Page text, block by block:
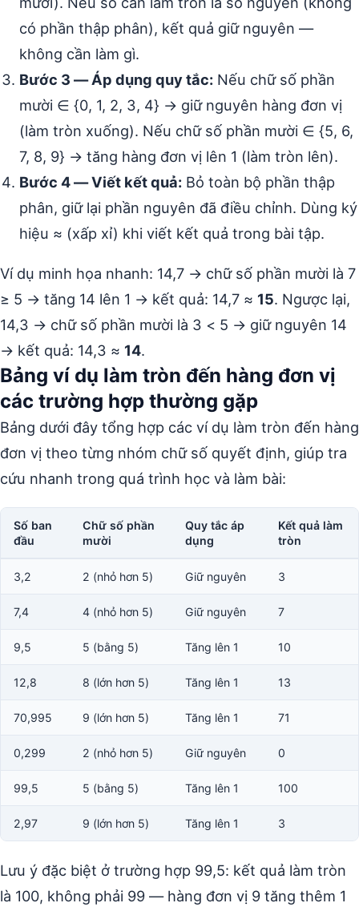
có phần thập phân), kết quả giữ nguyên —
không cần làm gì.
Bước 3 — Áp dụng quy tắc: Nếu chữ số phần
mười ∈ {0, 1, 2, 3, 4} → giữ nguyên hàng đơn vị
(làm tròn xuống). Nếu chữ số phần mười ∈ {5, 6,
7, 8, 9} → tăng hàng đơn vị lên 1 (làm tròn lên).
Bước 4 — Viết kết quả: Bỏ toàn bộ phần thập
phân, giữ lại phần nguyên đã điều chỉnh. Dùng ký
hiệu ≈ (xấp xỉ) khi viết kết quả trong bài tập.
Ví dụ minh họa nhanh: 14,7 → chữ số phần mười là 7
≥ 5 → tăng 14 lên 1 → kết quả: 14,7 ≈ 15. Ngược lại,
14,3 → chữ số phần mười là 3 < 5 → giữ nguyên 14
→ kết quả: 14,3 ≈ 14.
Bảng ví dụ làm tròn đến hàng đơn vị
các trường hợp thường gặp
Bảng dưới đây tổng hợp các ví dụ làm tròn đến hàng
đơn vị theo từng nhóm chữ số quyết định, giúp tra
cứu nhanh trong quá trình học và làm bài:
Số ban
đầu
Chữ số phần
mười
Quy tắc áp
dụng
Kết quả làm
tròn
3,2 2 (nhỏ hơn 5) Giữ nguyên 3
7,4 4 (nhỏ hơn 5) Giữ nguyên 7
9,5 5 (bằng 5) Tăng lên 1 10
12,8 8 (lớn hơn 5) Tăng lên 1 13
70,995 9 (lớn hơn 5) Tăng lên 1 71
0,299 2 (nhỏ hơn 5) Giữ nguyên 0
99,5 5 (bằng 5) Tăng lên 1 100
2,97 9 (lớn hơn 5) Tăng lên 1 3
Lưu ý đặc biệt ở trường hợp 99,5: kết quả làm tròn
là 100, không phải 99 — hàng đơn vị 9 tăng thêm 1